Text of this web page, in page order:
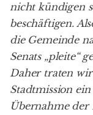
nicht kündigen
beschäftigen.
die Gemeinde
Senats „pleite“
Daher traten
Stadtmission
Übernahme